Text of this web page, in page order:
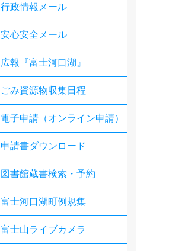
行政情報メール
安心安全メール
広報『富士河口湖』
ごみ資源物収集日程
電子申請（オンライン申請）
申請書ダウンロード
図書館蔵書検索・予約
富士河口湖町例規集
富士山ライブカメラ